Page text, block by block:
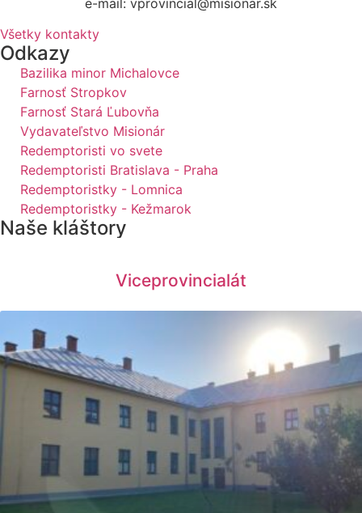
Všetky kontakty
Odkazy
Bazilika minor Michalovce
Farnosť Stropkov
Farnosť Stará Ľubovňa
Vydavateľstvo Misionár
Redemptoristi vo svete
Redemptoristi Bratislava - Praha
Redemptoristky - Lomnica
Redemptoristky - Kežmarok
Naše kláštory
Viceprovincialát